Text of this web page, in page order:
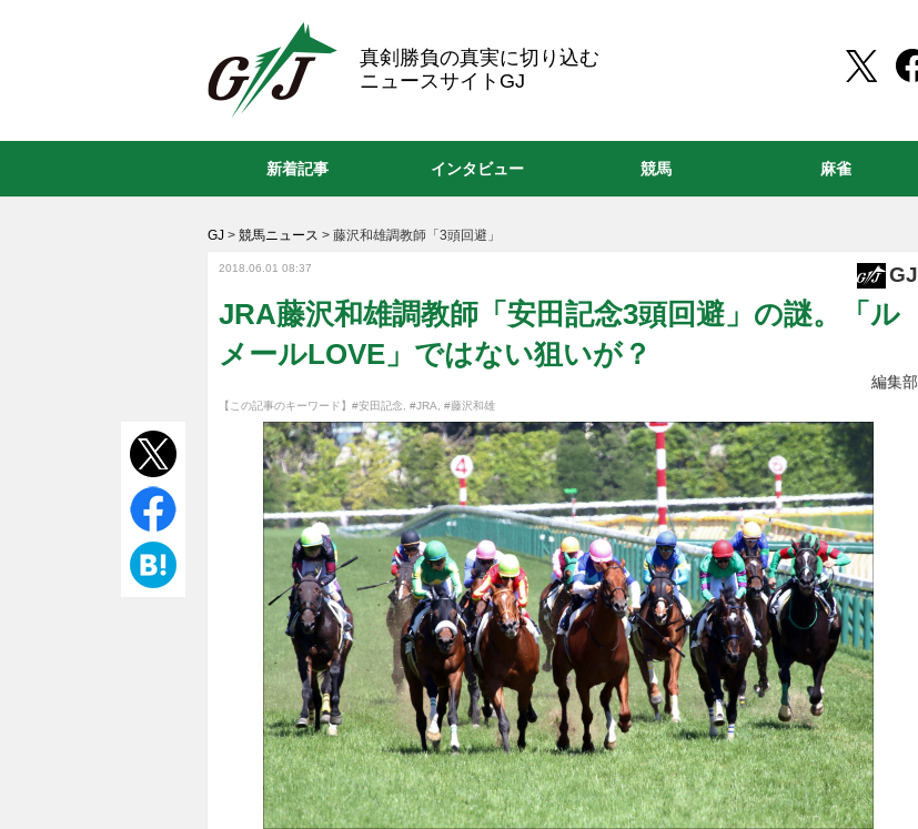
真剣勝負の真実に切り込む
ニュースサイトGJ
GJ > 競馬ニュース > 藤沢和雄調教師「3頭回避」
2018.06.01 08:37 GJ
JRA藤沢和雄調教師「安田記念3頭回避」の謎。「ル
メールLOVE」ではない狙いが？
編集部
【この記事のキーワード】 #安田記念 #JRA #藤沢和雄
新着記事 インタビュー 競馬 麻雀